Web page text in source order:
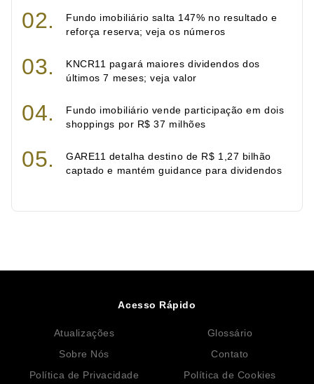
Fundo imobiliário salta 147% no resultado e
reforça reserva; veja os números
KNCR11 pagará maiores dividendos dos
últimos 7 meses; veja valor
Fundo imobiliário vende participação em dois
shoppings por R$ 37 milhões
GARE11 detalha destino de R$ 1,27 bilhão
captado e mantém guidance para dividendos
Acesso Rápido
Atualizações
Glossário
Sobre Nós
Contato
Política de Privacidade
Política de Cookies